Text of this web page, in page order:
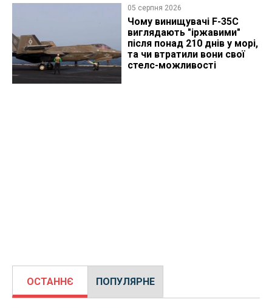
05 серпня 2026
Чому винищувачі F-35C
виглядають "іржавими"
після понад 210 днів у морі,
та чи втратили вони свої
стелс-можливості
ОСТАННЄ ПОПУЛЯРНЕ